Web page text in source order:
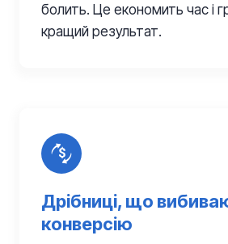
болить. Це економить час і
кращий результат.
Дрібниці, що
конверсію